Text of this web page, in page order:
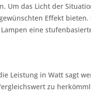
Um das Licht der
Effekt
eine
Leistung in Watt sagt
zu